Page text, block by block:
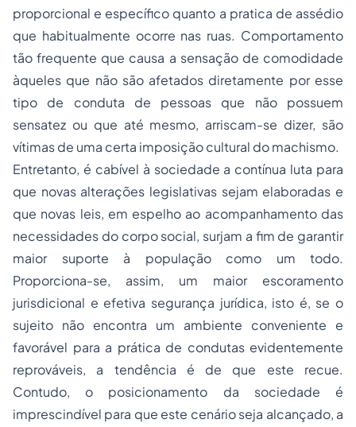
proporcional e específico quanto a pratica de assédio
que habitualmente ocorre nas ruas. Comportamento
tão frequente que causa a sensação de comodidade
àqueles que não são afetados diretamente por esse
tipo de conduta de pessoas que não possuem
sensatez ou que até mesmo, arriscam-se dizer, são
vítimas de uma certa imposição cultural do machismo.
Entretanto, é cabível à sociedade a contínua luta para
que novas alterações legislativas sejam elaboradas e
que novas leis, em espelho ao acompanhamento das
necessidades do corpo social, surjam a fim de garantir
maior suporte à população como um todo.
Proporciona-se, assim, um maior escoramento
jurisdicional e efetiva segurança jurídica, isto é, se o
sujeito não encontra um ambiente conveniente e
favorável para a prática de condutas evidentemente
reprováveis, a tendência é de que este recue.
Contudo, o posicionamento da sociedade é
imprescindível para que este cenário seja alcançado, a